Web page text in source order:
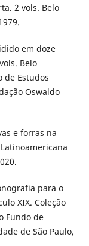
2 vols. Belo
em doze
Belo
de Estudos
Oswaldo
e forras na
para o
XIX. Coleção
Fundo de
de São Paulo,